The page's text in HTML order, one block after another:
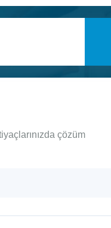
çözüm